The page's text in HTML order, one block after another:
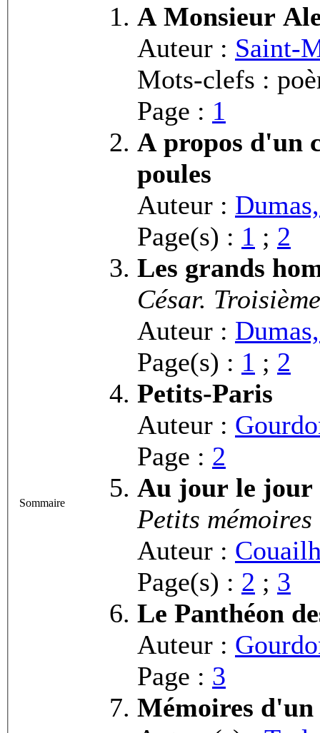
Sommaire
A Monsieur
Auteur : Saint-
Mots-clefs :
Page : 1
A propos d'un
poules
Auteur :
Page(s) : 1 ; 2
Les grands
César.
Auteur :
Page(s) : 1 ; 2
Petits-Paris
Auteur :
Page : 2
Au jour le jour
Petits
Auteur :
Page(s) : 2 ; 3
Le Panthéon
Auteur :
Page : 3
Mémoires